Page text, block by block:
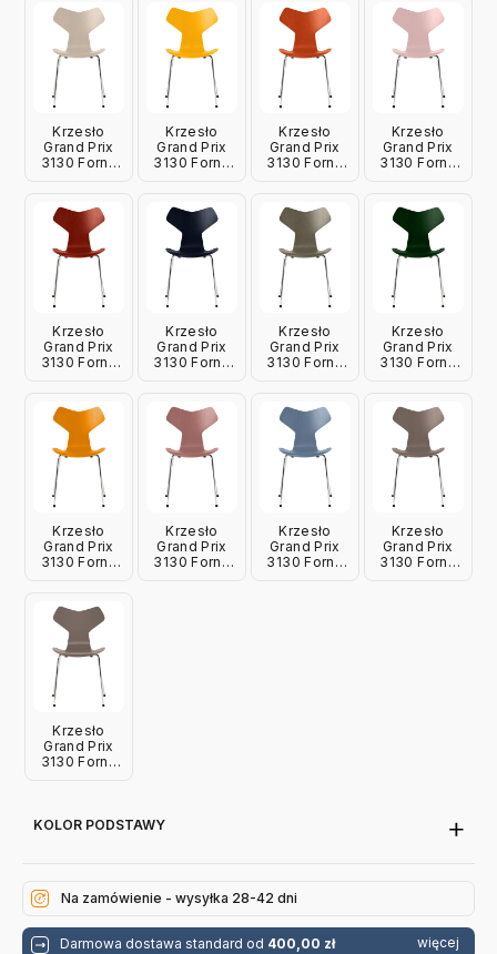
Fritz Hansen
Hansen
Fritz Hansen
Hansen
Krzesło
Grand Prix
3130 Fornir
Fritz Hansen
Krzesło
Grand Prix
3130 Fornir
Hansen
Krzesło
Grand Prix
3130 Fornir
Fritz Hansen
Krzesło
Grand Prix
3130 Fornir
Fritz Hansen
Krzesło
Grand Prix
3130 Fornir
Czerwień
Fritz Hansen
Krzesło
Grand Prix
3130 Fornir
Fritz Hansen
Krzesło
Grand Prix
3130 Fornir
Fritz Hansen
Krzesło
Grand Prix
3130 Fornir
Fritz Hansen
Krzesło
Grand Prix
3130 Fornir
Fritz Hansen
Krzesło
Grand Prix
3130 Fornir
Krzesło
Grand Prix
3130 Fornir
Krzesło
Grand Prix
3130 Fornir
Krzesło
Grand Prix
3130 Fornir
KOLOR PODSTAWY
Na zamówienie - wysyłka 28-42 dni
Darmowa dostawa standard od 400,00 zł więcej